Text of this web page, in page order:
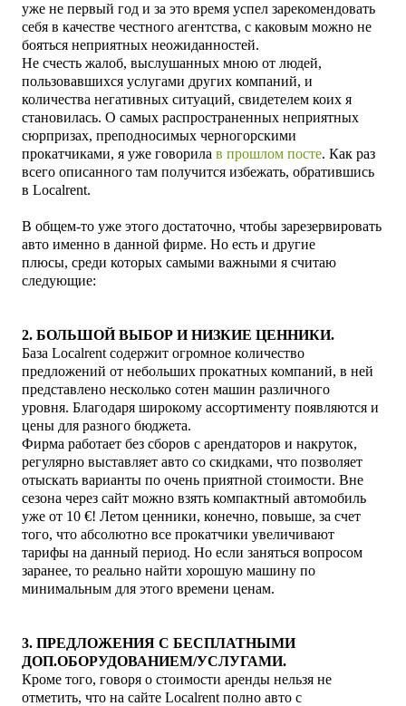
уже не первый год и за это время успел зарекомендовать
себя в качестве честного агентства, с каковым можно не
бояться неприятных неожиданностей.
Не счесть жалоб, выслушанных мною от людей,
пользовавшихся услугами других компаний, и
количества негативных ситуаций, свидетелем коих я
становилась. О самых распространенных неприятных
сюрпризах, преподносимых черногорскими
прокатчиками, я уже говорила в прошлом посте. Как раз
всего описанного там получится избежать, обратившись
в Localrent.
В общем-то уже этого достаточно, чтобы зарезервировать
авто именно в данной фирме. Но есть и другие
плюсы, среди которых самыми важными я считаю
следующие:
2. БОЛЬШОЙ ВЫБОР И НИЗКИЕ ЦЕННИКИ.
База Localrent содержит огромное количество
предложений от небольших прокатных компаний, в ней
представлено несколько сотен машин различного
уровня. Благодаря широкому ассортименту появляются и
цены для разного бюджета.
Фирма работает без сборов с арендаторов и накруток,
регулярно выставляет авто со скидками, что позволяет
отыскать варианты по очень приятной стоимости. Вне
сезона через сайт можно взять компактный автомобиль
уже от 10 €! Летом ценники, конечно, повыше, за счет
того, что абсолютно все прокатчики увеличивают
тарифы на данный период. Но если заняться вопросом
заранее, то реально найти хорошую машину по
минимальным для этого времени ценам.
3. ПРЕДЛОЖЕНИЯ С БЕСПЛАТНЫМИ
ДОП.ОБОРУДОВАНИЕМ/УСЛУГАМИ.
Кроме того, говоря о стоимости аренды нельзя не
отметить, что на сайте Localrent полно авто с